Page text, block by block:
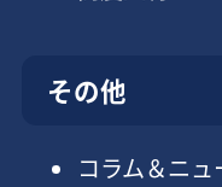
その他
コラム＆ニュ